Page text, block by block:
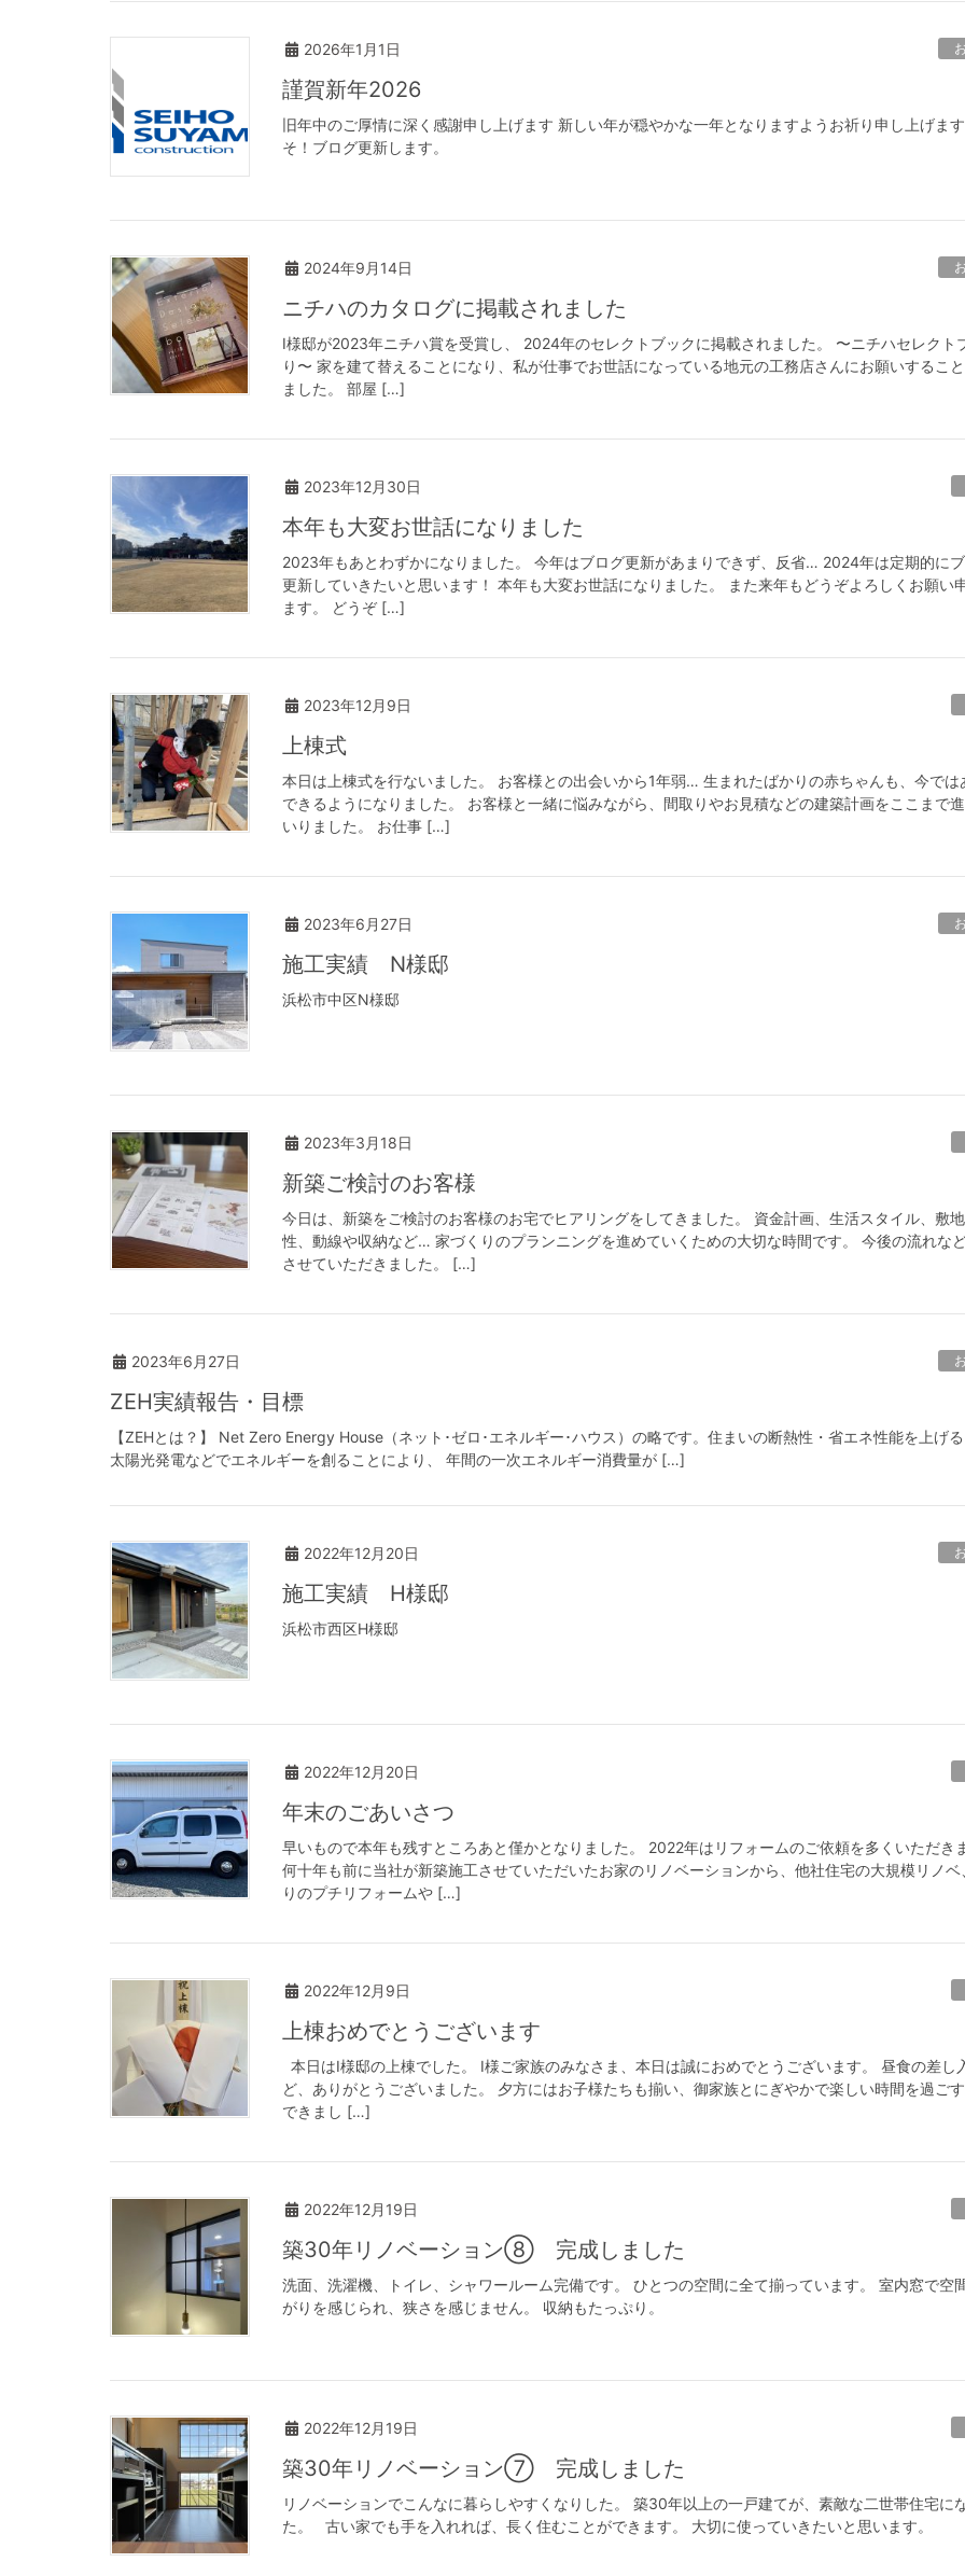
2026年1月1日
謹賀新年2026
旧年中のご厚情に深く感謝申し上げます 新しい年が穏やかな一年となりますようお祈り申し上げます
そ！ブログ更新します。
2024年9月14日
ニチハのカタログに掲載されました
I様邸が2023年ニチハ賞を受賞し、 2024年のセレクトブックに掲載されました。 〜ニチハセレクト
り〜 家を建て替えることになり、私が仕事でお世話になっている地元の工務店さんにお願いするこ
ました。 部屋 […]
2023年12月30日
本年も大変お世話になりました
2023年もあとわずかになりました。 今年はブログ更新があまりできず、反省… 2024年は定期的に
更新していきたいと思います！ 本年も大変お世話になりました。 また来年もどうぞよろしくお願い
ます。 どうぞ […]
2023年12月9日
上棟式
本日は上棟式を行ないました。 お客様との出会いから1年弱… 生まれたばかりの赤ちゃんも、今では
できるようになりました。 お客様と一緒に悩みながら、間取りやお見積などの建築計画をここまで
いりました。 お仕事 […]
2023年6月27日
施工実績 N様邸
浜松市中区N様邸
2023年3月18日
新築ご検討のお客様
今日は、新築をご検討のお客様のお宅でヒアリングをしてきました。 資金計画、生活スタイル、敷
性、動線や収納など… 家づくりのプランニングを進めていくための大切な時間です。 今後の流れな
させていただきました。 […]
2023年6月27日
ZEH実績報告・目標
【ZEHとは？】 Net Zero Energy House（ネット･ゼロ･エネルギー･ハウス）の略です。住まいの断熱性・省エネ性能を上げる
太陽光発電などでエネルギーを創ることにより、 年間の一次エネルギー消費量が […]
2022年12月20日
施工実績 H様邸
浜松市西区H様邸
2022年12月20日
年末のごあいさつ
早いもので本年も残すところあと僅かとなりました。 2022年はリフォームのご依頼を多くいただき
何十年も前に当社が新築施工させていただいたお家のリノベーションから、他社住宅の大規模リノベ
りのプチリフォームや […]
2022年12月9日
上棟おめでとうございます
本日はI様邸の上棟でした。 I様ご家族のみなさま、本日は誠におめでとうございます。 昼食の差し
ど、ありがとうございました。 夕方にはお子様たちも揃い、御家族とにぎやかで楽しい時間を過ご
できまし […]
2022年12月19日
築30年リノベーション⑧ 完成しました
洗面、洗濯機、トイレ、シャワールーム完備です。 ひとつの空間に全て揃っています。 室内窓で空
がりを感じられ、狭さを感じません。 収納もたっぷり。
2022年12月19日
築30年リノベーション⑦ 完成しました
リノベーションでこんなに暮らしやすくなりした。 築30年以上の一戸建てが、素敵な二世帯住宅に
た。 古い家でも手を入れれば、長く住むことができます。 大切に使っていきたいと思います。